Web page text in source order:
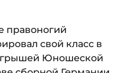
правоногий
свой класс в
Юношеской